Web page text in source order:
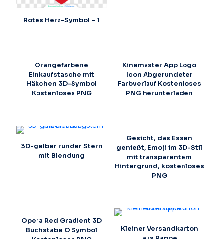
Rotes Herz-Symbol – 1
Orangefarbene
Einkaufstasche mit
Häkchen 3D-Symbol
Kostenloses PNG
Kinemaster App Logo
Icon Abgerundeter
Farbverlauf Kostenloses
PNG herunterladen
3D-gelber runder Stern
mit Blendung
Gesicht, das Essen
genießt, Emoji im 3D-Stil
mit transparentem
Hintergrund, kostenloses
PNG
Opera Red Gradient 3D
Buchstabe O Symbol
Kleiner Versandkarton